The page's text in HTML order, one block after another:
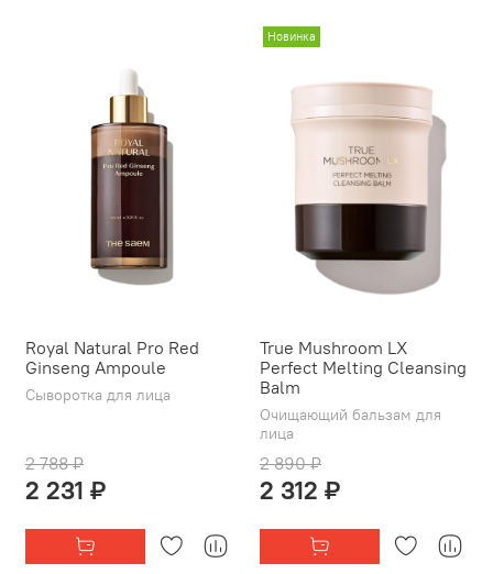
Royal Natural Pro Red
Ginseng Ampoule
Сыворотка для лица
2 788 ₽
2 231 ₽
Новинка
True Mushroom LX
Perfect Melting Cleansing
Balm
Очищающий бальзам для
лица
2 890 ₽
2 312 ₽